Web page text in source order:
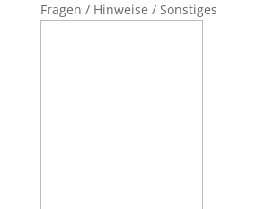
Fragen / Hinweise / Sonstiges